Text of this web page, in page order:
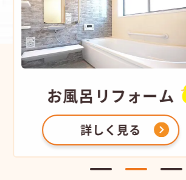
お風呂 リフォーム
詳しく見る